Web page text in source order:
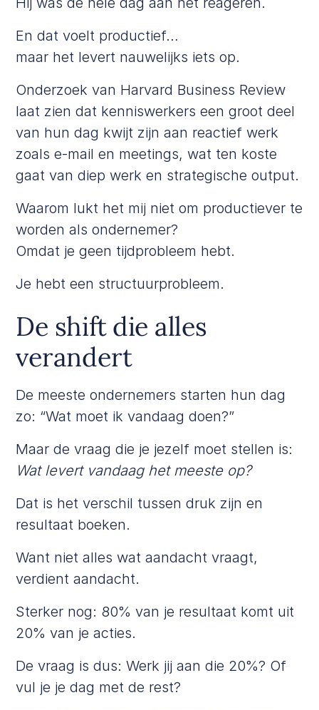
En dat voelt productief…
maar het levert nauwelijks iets op.
Onderzoek van Harvard Business Review
laat zien dat kenniswerkers een groot deel
van hun dag kwijt zijn aan reactief werk
zoals e-mail en meetings, wat ten koste
gaat van diep werk en strategische output.
Waarom lukt het mij niet om productiever te
worden als ondernemer?
Omdat je geen tijdprobleem hebt.
Je hebt een structuurprobleem.
De shift die alles
verandert
De meeste ondernemers starten hun dag
zo: “Wat moet ik vandaag doen?”
Maar de vraag die je jezelf moet stellen is:
Wat levert vandaag het meeste op?
Dat is het verschil tussen druk zijn en
resultaat boeken.
Want niet alles wat aandacht vraagt,
verdient aandacht.
Sterker nog: 80% van je resultaat komt uit
20% van je acties.
De vraag is dus: Werk jij aan die 20%? Of
vul je je dag met de rest?